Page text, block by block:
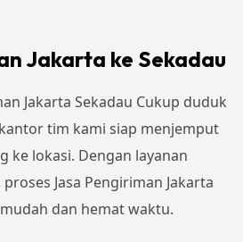
Jakarta ke Sekadau
Jakarta Sekadau Cukup duduk
tim kami siap menjemput
ke lokasi. Dengan layanan
proses Jasa Pengiriman Jakarta
dan hemat waktu.